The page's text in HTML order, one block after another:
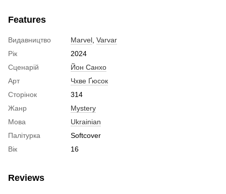
Features
Видавництво Marvel Varvar
Рік
2024
Сценарій
Йон Санхо
Арт
Чхве Ґюсок
Сторінок
314
Жанр
Mystery
Мова
Ukrainian
Палітурка
Softcover
Вік
16
Reviews